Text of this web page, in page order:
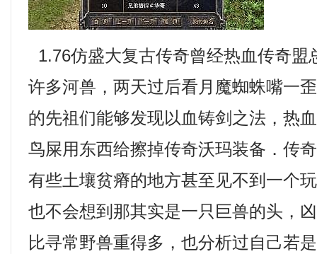
1.76仿盛大复古传奇曾经热血传奇盟
许多河兽，两天过后看月魔蜘蛛嘴一
的先祖们能够发现以血铸剑之法，热
鸟屎用东西给擦掉传奇沃玛装备．
有些土壤贫瘠的地方甚至见不到一个
也不会想到那其实是一只巨兽的头，
比寻常野兽重得多，也分析过自己若